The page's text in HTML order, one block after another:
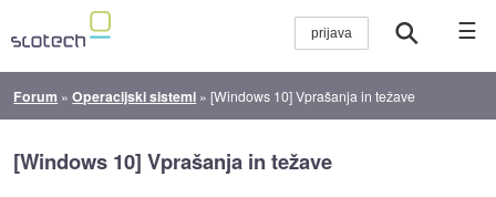
☰
Forum »Operacijski sistemi »[Windows 10] Vprašanja in težave
[Windows 10] Vprašanja in težave